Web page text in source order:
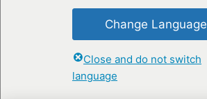
Change Language
Close and do not switch
language